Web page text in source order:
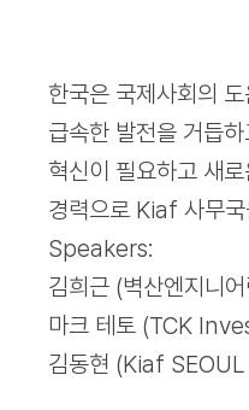
한국은 국제사회의
급속한 발전을 거듭
혁신이 필요하고 새
경력으로 Kiaf 사무
Speakers:
김희근 (벽산엔지니
마크 테토 (TCK
김동현 (Kiaf SEOUL